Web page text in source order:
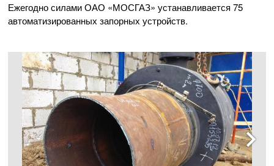
Ежегодно силамиОАО «МОСГАЗ» устанавливается 75
автоматизированных запорных устройств.